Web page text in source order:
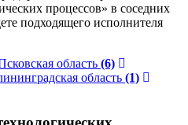
процессов» в соседних
подходящего исполнителя
область (6)
область (1)